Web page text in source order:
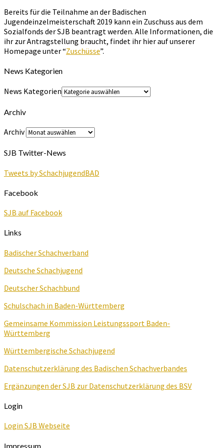
Bereits für die Teilnahme an der Badischen
Jugendeinzelmeisterschaft 2019 kann ein Zuschuss aus dem
Sozialfonds der SJB beantragt werden. Alle Informationen, die
ihr zur Antragstellung braucht, findet ihr hier auf unserer
Homepage unter “Zuschüsse”.
News Kategorien
News Kategorien
Archiv
Archiv
SJB Twitter-News
Tweets by SchachjugendBAD
Facebook
SJB auf Facebook
Links
Badischer Schachverband
Deutsche Schachjugend
Deutscher Schachbund
Schulschach in Baden-Württemberg
Gemeinsame Kommission Leistungssport Baden-
Württemberg
Württembergische Schachjugend
Datenschutzerklärung des Badischen Schachverbandes
Ergänzungen der SJB zur Datenschutzerklärung des BSV
Login
Login SJB Webseite
Impressum